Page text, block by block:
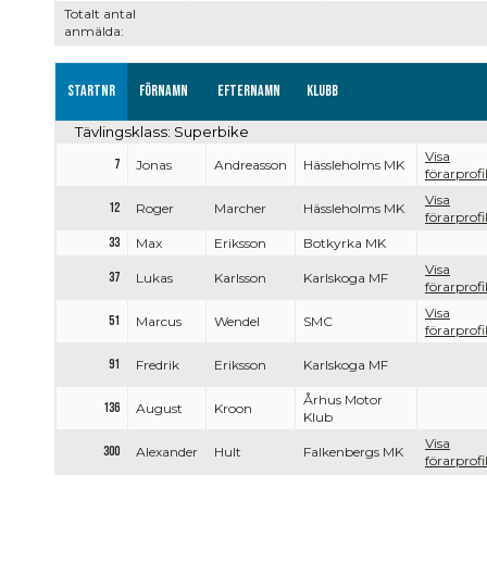
Totalt antal
anmälda:
Startnr Förnamn Efternamn Klubb
Tävlingsklass: Superbike
7 Jonas Andreasson Hässleholms MK
Visa
förarprofil
12 Roger Marcher Hässleholms MK
Visa
förarprofil
33
Max Eriksson Botkyrka MK
37 Lukas Karlsson Karlskoga MF
Visa
förarprofil
51 Marcus Wendel SMC
Visa
förarprofil
91 Fredrik Eriksson Karlskoga MF
136 August Kroon
Århus Motor
Klub
300 Alexander Hult Falkenbergs MK
Visa
förarprofil